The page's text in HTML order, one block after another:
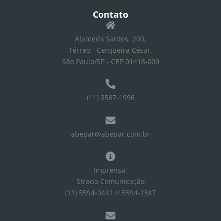
Contato
Alameda Santos, 200,
Térreo - Cerqueira César,
São Paulo/SP - CEP 01418-000
(11) 3587-1996
abepar@abepar.com.br
Imprensa:
Strada Comunicação
(11) 5594-0441 // 5594-2347